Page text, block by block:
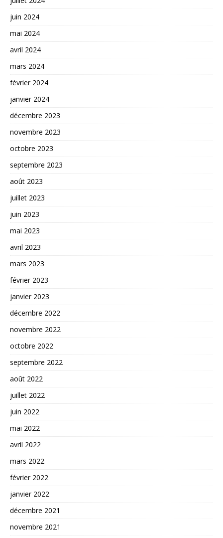
juin 2024
mai 2024
avril 2024
mars 2024
février 2024
janvier 2024
décembre 2023
novembre 2023
octobre 2023
septembre 2023
août 2023
juillet 2023
juin 2023
mai 2023
avril 2023
mars 2023
février 2023
janvier 2023
décembre 2022
novembre 2022
octobre 2022
septembre 2022
août 2022
juillet 2022
juin 2022
mai 2022
avril 2022
mars 2022
février 2022
janvier 2022
décembre 2021
novembre 2021